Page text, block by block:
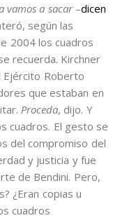
vamos a sacar–dicen
según las
2004 los cuadros
recuerda. Kirchner
Ejército Roberto
que estaban en
Proceda, dijo. Y
cuadros. El gesto se
del compromiso del
y justicia y fue
de Bendini. Pero,
¿Eran copias u
cuadros